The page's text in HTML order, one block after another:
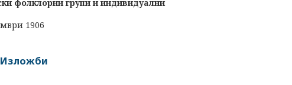
фолклорни групи и индивидуални
1906
Изложби